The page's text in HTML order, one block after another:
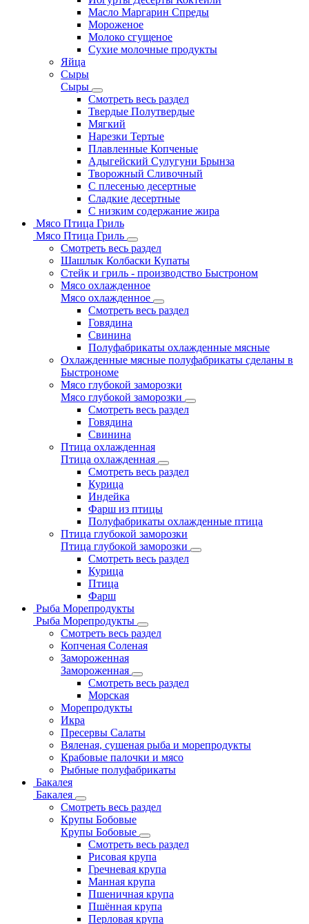
Масло Маргарин Спреды
Мороженое
Молоко сгущеное
Сухие молочные продукты
Яйца
Сыры
Сыры
Смотреть весь раздел
Твердые Полутвердые
Мягкий
Нарезки Тертые
Плавленные Копченые
Адыгейский Сулугуни Брынза
Творожный Сливочный
С плесенью десертные
Сладкие десертные
С низким содержание жира
Мясо Птица Гриль
Мясо Птица Гриль
Смотреть весь раздел
Шашлык Колбаски Купаты
Стейк и гриль - производство Быстроном
Мясо охлажденное
Мясо охлажденное
Смотреть весь раздел
Говядина
Свинина
Полуфабрикаты охлажденные мясные
Охлажденные мясные полуфабрикаты сделаны в
Быстрономе
Мясо глубокой заморозки
Мясо глубокой заморозки
Смотреть весь раздел
Говядина
Свинина
Птица охлажденная
Птица охлажденная
Смотреть весь раздел
Курица
Индейка
Фарш из птицы
Полуфабрикаты охлажденные птица
Птица глубокой заморозки
Птица глубокой заморозки
Смотреть весь раздел
Курица
Птица
Фарш
Рыба Морепродукты
Рыба Морепродукты
Смотреть весь раздел
Копченая Соленая
Замороженная
Замороженная
Смотреть весь раздел
Морская
Морепродукты
Икра
Пресервы Салаты
Вяленая, сушеная рыба и морепродукты
Крабовые палочки и мясо
Рыбные полуфабрикаты
Бакалея
Бакалея
Смотреть весь раздел
Крупы Бобовые
Крупы Бобовые
Смотреть весь раздел
Рисовая крупа
Гречневая крупа
Манная крупа
Пшеничная крупа
Пшённая крупа
Перловая крупа